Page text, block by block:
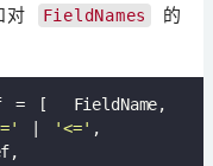
对 FieldNames
的
= [  FieldName,
'<=' ,